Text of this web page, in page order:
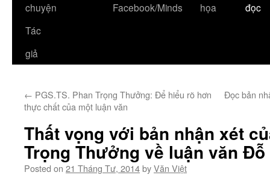
chuyện
Facebook/Minds
họa
đọc
Tác
giả
← PGS.TS. Phan Trọng Thưởng: Để hiểu rõ hơn
thực chất của một luận văn
Đọc bản
Thất vọng với bản nhận xét
Trọng Thưởng về luận văn Đỗ
Posted on 21 Tháng Tư, 2014byVăn Việt